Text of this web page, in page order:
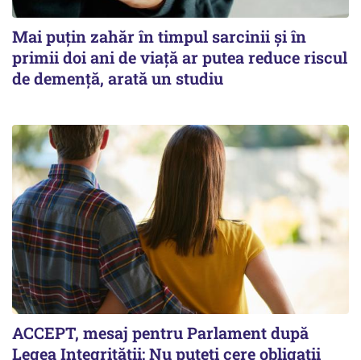
Mai puțin zahăr în timpul sarcinii și în
primii doi ani de viață ar putea reduce riscul
de demență, arată un studiu
ACCEPT, mesaj pentru Parlament după
Legea Integrității: Nu puteți cere obligații